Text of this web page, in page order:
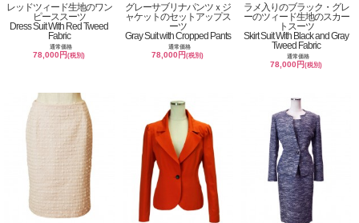
レッドツィード生地のワン
ピーススーツ
Dress Suit With Red Tweed
Fabric
通常価格
78,000円(税別)
グレーサブリナパンツｘジ
ャケットのセットアップス
ーツ
Gray Suit with Cropped Pants
通常価格
78,000円(税別)
ラメ入りのブラック・グレ
ーのツィード生地のスカー
トスーツ
Skirt Suit With Black and Gray
Tweed Fabric
通常価格
78,000円(税別)